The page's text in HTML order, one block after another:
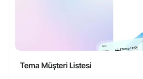
Tema Müşteri Listesi